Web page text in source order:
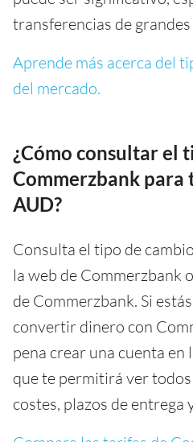
transferencias de
Aprende más acerca del
del mercado.
¿Cómo consultar el
Commerzbank para
AUD?
Consulta el tipo de
la web de Commerzbank
de Commerzbank. Si
convertir dinero con
pena crear una cuenta en
que te permitirá ver
costes, plazos de entrega